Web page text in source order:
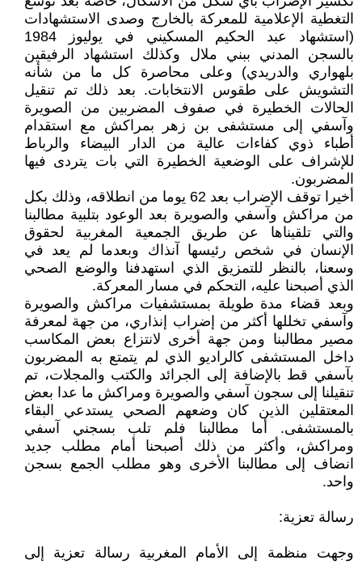
التغطية الإعلامية للمعركة بالخارج وصدى الاستشهادات
(استشهاد عبد الحكيم المسكيني في يوليوز 1984
بالسجن المدني ببني ملال وكذلك استشهاد الرفيقين
بلهواري والدريدي) وعلى محاصرة كل ما من شأنه
التشويش على طقوس الانتخابات. بعد ذلك تم تنقيل
الحالات الخطيرة في صفوف المضربين من الصويرة
وآسفي إلى مستشفى بن زهر بمراكش مع استقدام
أطباء ذوي كفاءات عالية من الدار البيضاء والرباط
للإشراف على الوضعية الخطيرة التي بات يتردى فيها
المضربون.
أخيرا توقف الإضراب بعد 62 يوما من انطلاقه، وذلك بكل
من مراكش وآسفي والصويرة بعد الوعود بتلبية مطالبنا
والتي تلقيناها عن طريق الجمعية المغربية لحقوق
الإنسان في شخص رئيسها آنذاك وبعدما لم يعد في
وسعنا، بالنظر للتمزيق الذي استهدفنا والوضع الصحي
الذي أصبحنا عليه، التحكم في مسار المعركة.
وبعد قضاء مدة طويلة بمستشفيات مراكش والصويرة
وآسفي تخللها أكثر من إضراب إنذاري، من جهة لمعرفة
مصير مطالبنا ومن جهة أخرى لانتزاع بعض المكاسب
داخل المستشفى كالراديو الذي لم يتمتع به المضربون
بآسفي قط بالإضافة إلى الجرائد والكتب والمجلات، تم
تنقيلنا إلى سجون آسفي والصويرة ومراكش ما عدا بعض
المعتقلين الذين كان وضعهم الصحي يستدعي البقاء
بالمستشفى. أما مطالبنا فلم تلب بسجني آسفي
ومراكش، وأكثر من ذلك أصبحنا أمام مطلب جديد
انضاف إلى مطالبنا الأخرى وهو مطلب الجمع بسجن
واحد.
رسالة تعزية:
وجهت منظمة إلى الأمام المغربية رسالة تعزية إلى